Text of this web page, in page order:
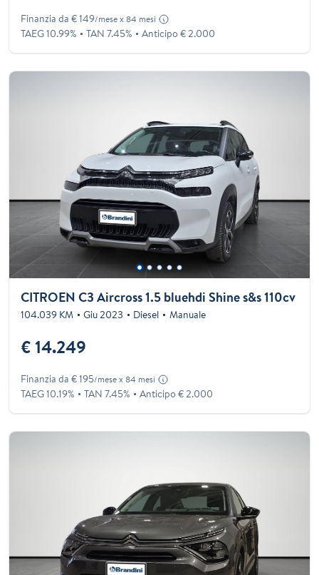
Finanzia da € 149/mese x 84 mesi
TAEG 10.99% TAN 7.45% Anticipo € 2.000
CITROEN C3 Aircross 1.5 bluehdi Shine s&s 110cv
104.039 KM Giu 2023 Diesel Manuale
€ 14.249
Finanzia da € 195/mese x 84 mesi
TAEG 10.19% TAN 7.45% Anticipo € 2.000